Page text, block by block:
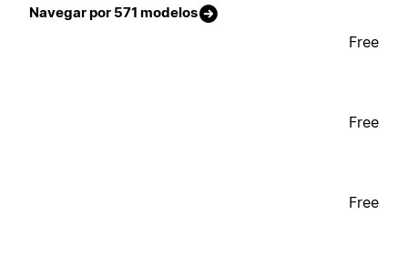
Navegar por 571 modelos
Free
Free
Free